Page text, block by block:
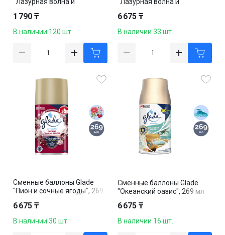
1 790 ₸
В наличии 120 шт.
6 675 ₸
В наличии 33 шт.
Сменные баллоны Glade
"Пион и сочные ягоды", 269
6 675 ₸
В наличии 30 шт.
Сменные баллоны Glade
"Океанский оазис", 269 мл
6 675 ₸
В наличии 16 шт.